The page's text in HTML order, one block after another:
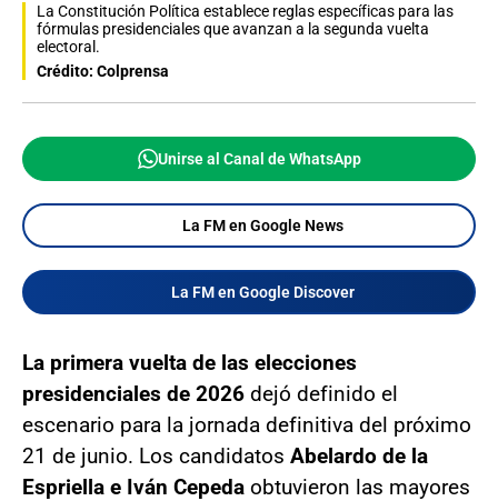
La Constitución Política establece reglas específicas para las
fórmulas presidenciales que avanzan a la segunda vuelta
electoral.
Crédito: Colprensa
Unirse al Canal de WhatsApp
La FM en Google News
La FM en Google Discover
La primera vuelta de las elecciones
presidenciales de 2026 dejó definido el
escenario para la jornada definitiva del próximo
21 de junio. Los candidatos Abelardo de la
Espriella e Iván Cepeda obtuvieron las mayores